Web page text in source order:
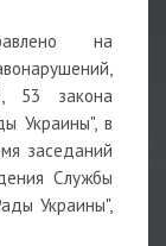
на
53 закона
Украины", в
заседаний
Службы
Украины",